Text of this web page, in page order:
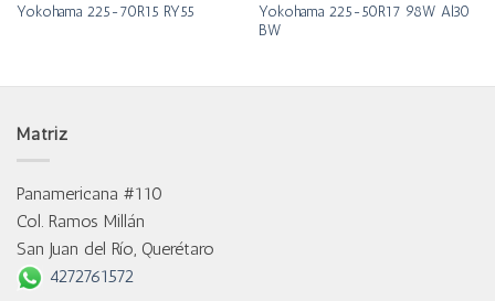
Yokohama 225-70R15 RY55
Yokohama 225-50R17 98W Al30
BW
Matriz
Panamericana #110
Col. Ramos Millán
San Juan del Río, Querétaro
4272761572